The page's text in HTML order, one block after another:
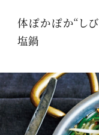
体ぽかぽか“し
塩鍋